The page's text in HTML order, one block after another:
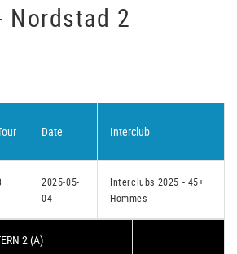
Nordstad 2
Date Interclub
2025-05-
04
Interclubs 2025 - 45+
Hommes
2 (A)